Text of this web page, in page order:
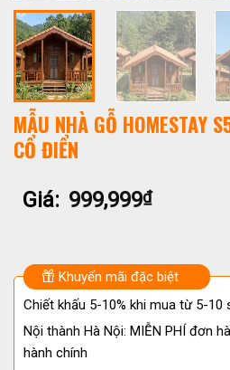
MẪU NHÀ GỖ HOMESTAY
CỔ ĐIỂN
Giá: 999,999₫
Khuyến mãi đặc biệt
Chiết khấu 5-10% khi mua từ 5-10
Nội thành Hà Nội: MIỄN PHÍ đơn
hành chính